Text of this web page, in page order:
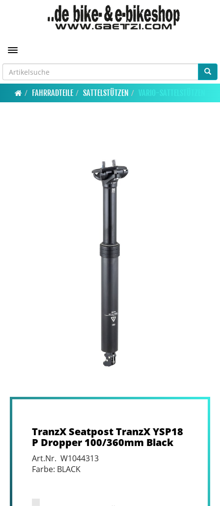
Toggle navigation
FAHRRADTEILE SATTELSTÜTZEN VARIO-SATTELSTÜTZEN
TranzX Seatpost TranzX YSP18
P Dropper 100/360mm Black
Art.Nr. W1044313
Farbe: BLACK